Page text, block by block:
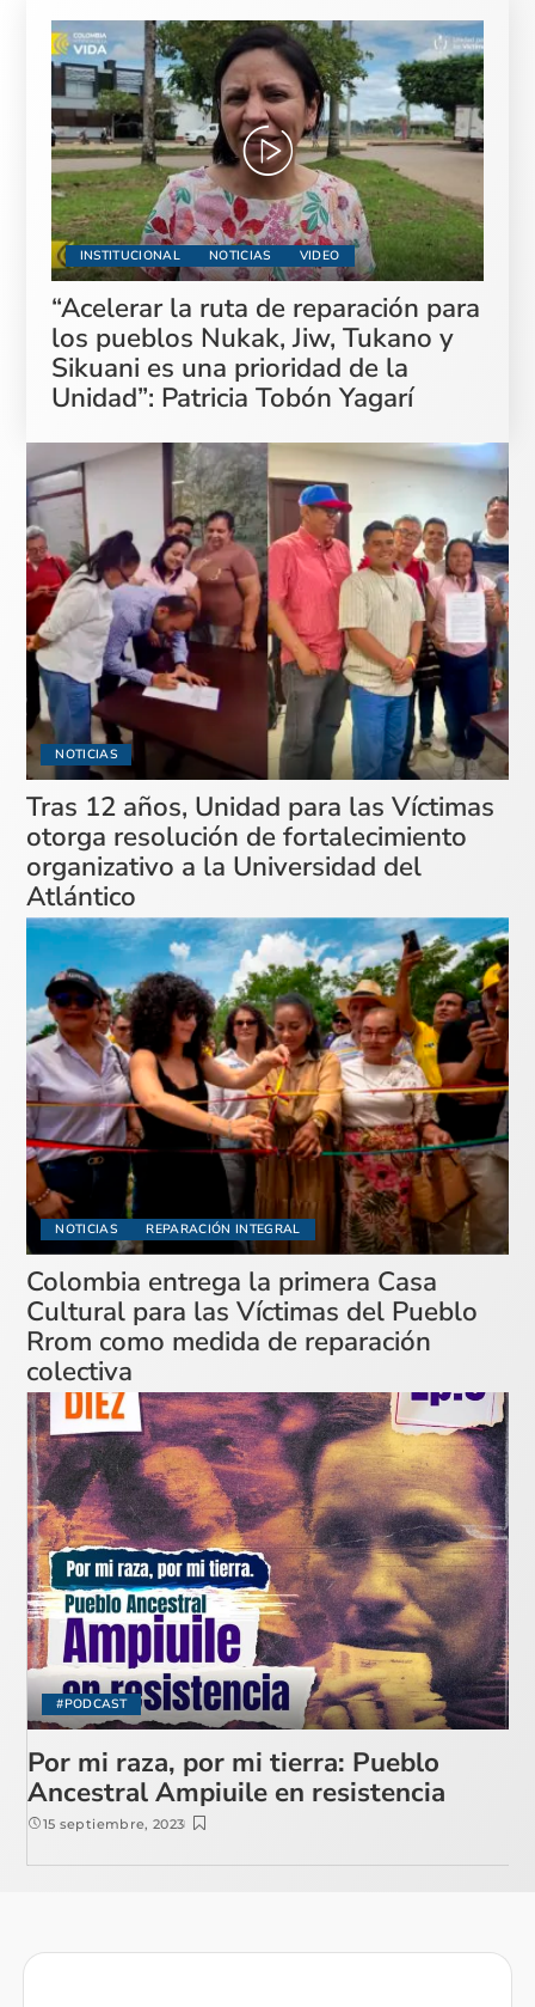
INSTITUCIONAL NOTICIAS VIDEO
“Acelerar la ruta de reparación para
los pueblos Nukak, Jiw, Tukano y
Sikuani es una prioridad de la
Unidad”: Patricia Tobón Yagarí
NOTICIAS
Tras 12 años, Unidad para las Víctimas
otorga resolución de fortalecimiento
organizativo a la Universidad del
Atlántico
NOTICIAS REPARACIÓN INTEGRAL
Colombia entrega la primera Casa
Cultural para las Víctimas del Pueblo
Rrom como medida de reparación
colectiva
#PODCAST
Por mi raza, por mi tierra: Pueblo
Ancestral Ampiuile en resistencia
15 septiembre, 2023